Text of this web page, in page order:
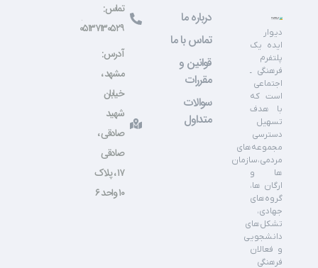
دیوار
ایده یک
پلتفرم
فرهنگی ـ
اجتماعی
است که
با هدف
تسهیل
دسترسی
مجموعه‌های
مردمی،سازمان
ها و
ارگان ها،
گروه‌های
جهادی،
تشکل‌های
دانشجویی
و فعالان
فرهنگی
درباره ما
تماس با ما
قوانین و
مقررات
سوالات
متداول
تماس:
۰۵۱۳۷۱۳۰۵۲۹
آدرس:
مشهد ،
خیابان
شهید
صادقی ،
صادقی
۱۷ ، پلاک
۱۰ واحد ۶